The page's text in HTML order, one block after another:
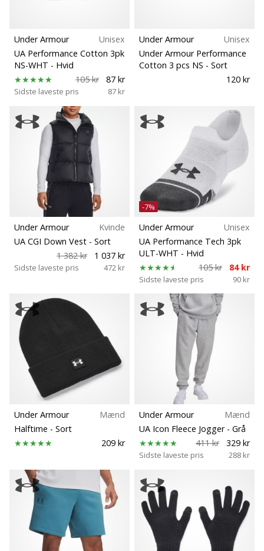
Under Armour
Unisex
UA Performance Cotton 3pk
NS-WHT - Hvid
105 kr
87 kr
Sidste laveste pris 87 kr
Under Armour
Unisex
Under Armour Performance
Cotton 3 pcs NS - Sort
120 kr
Under Armour
Kvinde
UA CGI Down Vest - Sort
1 382 kr
1 037 kr
Sidste laveste pris 472 kr
-7%
Under Armour
Unisex
UA Performance Tech 3pk
ULT-WHT - Hvid
105 kr
84 kr
Sidste laveste pris 90 kr
Under Armour
Mænd
Halftime - Sort
209 kr
Under Armour
Mænd
UA Icon Fleece Jogger - Grå
411 kr
329 kr
Sidste laveste pris 288 kr